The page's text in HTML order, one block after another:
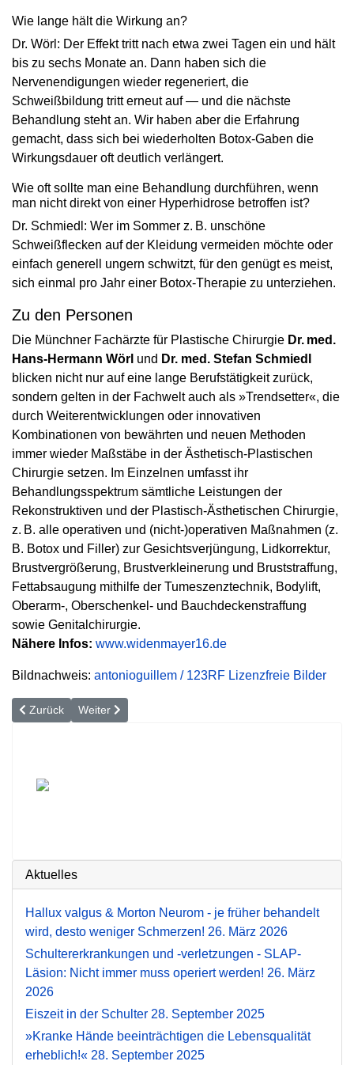
Wie lange hält die Wirkung an?
Dr. Wörl: Der Effekt tritt nach etwa zwei Tagen ein und hält
bis zu sechs Monate an. Dann haben sich die
Nervenendigungen wieder regeneriert, die
Schweißbildung tritt erneut auf — und die nächste
Behandlung steht an. Wir haben aber die Erfahrung
gemacht, dass sich bei wiederholten Botox-Gaben die
Wirkungsdauer oft deutlich verlängert.
Wie oft sollte man eine Behandlung durchführen, wenn
man nicht direkt von einer ­Hyperhidrose betroffen ist?
Dr. Schmiedl: Wer im Sommer z. B. unschöne
Schweißflecken auf der Kleidung vermeiden möchte oder
einfach generell ungern schwitzt, für den genügt es meist,
sich einmal pro Jahr einer Botox-Therapie zu unterziehen.
Zu den Personen
Die Münchner Fachärzte für Plastische ­Chirur­gie Dr. med.
Hans-Her­mann Wörl und Dr. med. Stefan Schmiedl
blicken nicht nur auf eine lange Berufstätigkeit zurück,
sondern gelten in der Fachwelt auch als »Trendsetter«, die
durch Weiterentwicklungen oder innovativen
Kombinationen von bewährten und neuen Methoden
immer wieder Maßstäbe in der Ästhetisch-Plastischen
Chirurgie setzen. Im Einzelnen umfasst ihr
Behandlungsspektrum sämtliche Leistungen der
Rekonstruktiven und der Plastisch-Ästhetischen Chirurgie,
z. B. alle operativen und (nicht-)operativen Maßnahmen (z.
B. Botox und Filler) zur Gesichtsverjüngung, Lidkorrektur,
Brustvergrößerung, Brustverkleinerung und Bruststraffung,
Fettabsaugung mithilfe der Tumeszenztechnik, Bodylift,
Oberarm-, Oberschenkel- und Bauchdeckenstraffung
sowie Genitalchirurgie.
Nähere Infos: www.widenmayer16.de
Bildnachweis: antonioguillem / 123RF Lizenzfreie Bilder
Vorheriger Beitrag: So formschön wie vorher
Zurück Nächster Beitrag: Wieder jugendlich schlanke und
Weiter
Aktuelles
Hallux valgus & Morton Neurom - je früher behandelt
wird, desto weniger Schmerzen! 26. März 2026
Schultererkrankungen und -verletzungen - SLAP-
Läsion: Nicht immer muss operiert werden! 26. März
2026
Eiszeit in der Schulter 28. September 2025
»Kranke Hände beeinträchtigen die Lebensqualität
erheblich!« 28. September 2025